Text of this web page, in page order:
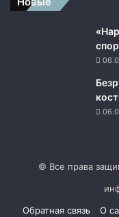
© Все права
Обратная связь
О